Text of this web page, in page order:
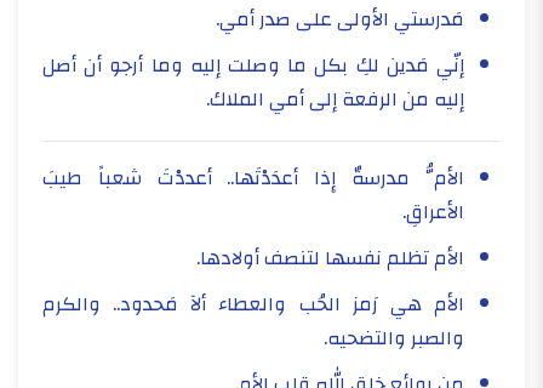
مَدرستي الأولى على صدر أمي.
إنّي مَدين لكِ بكل ما وصلت إليه وما أرجو أن أصل
إليه من الرفعة إلى أمي الملاك.
الأمُّ مدرسةٌ إِذا أعدَدْتَها.. أعددْتَ شعباً طيبَ
الأعراقِ.
الأم تظلم نفسها لتنصف أولادها.
الأم هي رَمز الحُب والعطاء ألآ مَحدود.. والكرم
والصبر والتضحيه.